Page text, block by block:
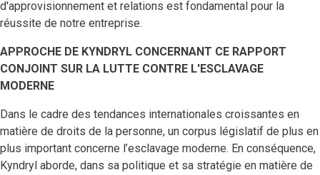
d'approvisionnement et relations est fondamental pour la
réussite de notre entreprise.
APPROCHE DE KYNDRYL CONCERNANT CE RAPPORT
CONJOINT SUR LA LUTTE CONTRE L'ESCLAVAGE
MODERNE
Dans le cadre des tendances internationales croissantes en
matière de droits de la personne, un corpus législatif de plus en
plus important concerne l’esclavage moderne. En conséquence,
Kyndryl aborde, dans sa politique et sa stratégie en matière de